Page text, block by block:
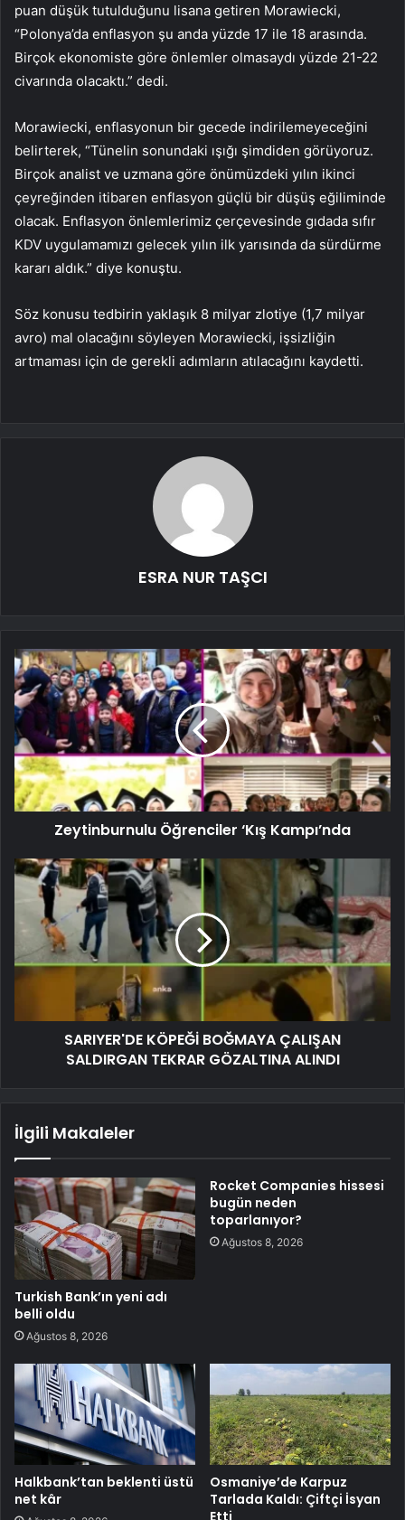
puan düşük tutulduğunu lisana getiren Morawiecki,
“Polonya’da enflasyon şu anda yüzde 17 ile 18 arasında.
Birçok ekonomiste göre önlemler olmasaydı yüzde 21-22
civarında olacaktı.” dedi.
Morawiecki, enflasyonun bir gecede indirilemeyeceğini
belirterek, “Tünelin sonundaki ışığı şimdiden görüyoruz.
Birçok analist ve uzmana göre önümüzdeki yılın ikinci
çeyreğinden itibaren enflasyon güçlü bir düşüş eğiliminde
olacak. Enflasyon önlemlerimiz çerçevesinde gıdada sıfır
KDV uygulamamızı gelecek yılın ilk yarısında da sürdürme
kararı aldık.” diye konuştu.
Söz konusu tedbirin yaklaşık 8 milyar zlotiye (1,7 milyar
avro) mal olacağını söyleyen Morawiecki, işsizliğin
artmaması için de gerekli adımların atılacağını kaydetti.
ESRA NUR TAŞCI
Zeytinburnulu Öğrenciler ‘Kış Kampı’nda
SARIYER'DE KÖPEĞİ BOĞMAYA ÇALIŞAN
SALDIRGAN TEKRAR GÖZALTINA ALINDI
İlgili Makaleler
Turkish Bank’ın yeni adı
belli oldu
Ağustos 8, 2026
Rocket Companies hissesi
bugün neden
toparlanıyor?
Ağustos 8, 2026
Halkbank’tan beklenti üstü
net kâr
Osmaniye’de Karpuz
Tarlada Kaldı: Çiftçi İsyan